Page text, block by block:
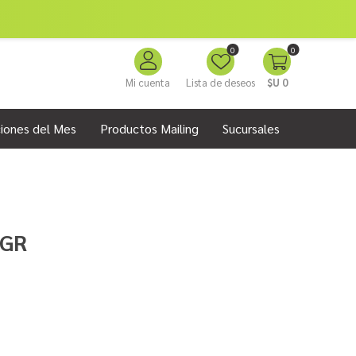
Mi cuenta Lista de deseos
0 0
$U 0
del Mes Productos Mailing Sucursales